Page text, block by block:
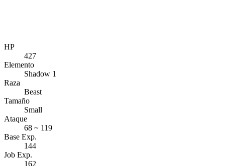
HP
427
Elemento
Shadow 1
Raza
Beast
Tamaño
Small
Ataque
68 ~ 119
Base Exp.
144
Job Exp.
162